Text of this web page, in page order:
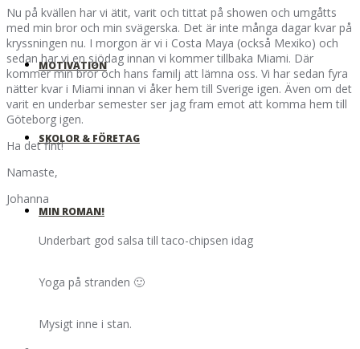
MOTIVATION
SKOLOR & FÖRETAG
MIN ROMAN!
Nu på kvällen har vi ätit, varit och tittat på showen och umgåtts
med min bror och min svägerska. Det är inte många dagar kvar på
kryssningen nu. I morgon är vi i Costa Maya (också Mexiko) och
sedan har vi en sjödag innan vi kommer tillbaka Miami. Där
kommer min bror och hans familj att lämna oss. Vi har sedan fyra
nätter kvar i Miami innan vi åker hem till Sverige igen. Även om det
varit en underbar semester ser jag fram emot att komma hem till
Göteborg igen.
Ha det fint!
Namaste,
Johanna
Underbart god salsa till taco-chipsen idag
Yoga på stranden 🙂
Mysigt inne i stan.